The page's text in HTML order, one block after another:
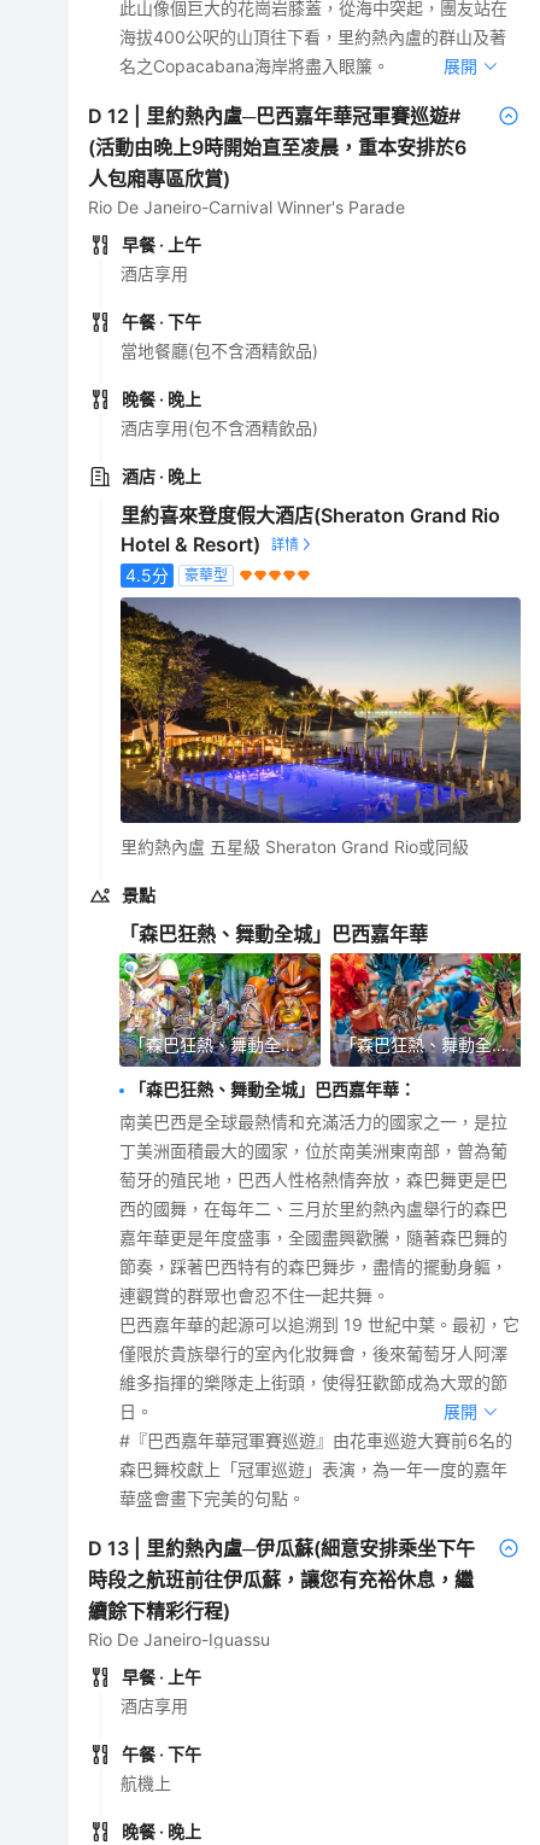
此山像個巨大的花崗岩膝蓋，從海中突起，團友站在
海拔400公呎的山頂往下看，里約熱內盧的群山及著
名之Copacabana海岸將盡入眼簾。
展開
D12
里約熱內盧─巴西嘉年華冠軍賽巡遊#
(活動由晚上9時開始直至凌晨，重本安排於6
人包廂專區欣賞)
Rio De Janeiro-Carnival Winner's Parade
早餐 · 上午
酒店享用
午餐 · 下午
當地餐廳(包不含酒精飲品)
晚餐 · 晚上
酒店享用(包不含酒精飲品)
酒店 · 晚上
里約喜來登度假大酒店(Sheraton Grand Rio
Hotel & Resort)
4.5分 豪華型
里約熱內盧 五星級 Sheraton Grand Rio或同級
景點
「森巴狂熱、舞動全城」巴西嘉年華
「森巴狂熱、舞動全城」巴西嘉年華 「森巴狂熱、舞動全城」巴西嘉年華
「森巴狂熱、舞動全城」巴西嘉年華 ：
南美巴西是全球最熱情和充滿活力的國家之一，是拉
丁美洲面積最大的國家，位於南美洲東南部，曾為葡
萄牙的殖民地，巴西人性格熱情奔放，森巴舞更是巴
西的國舞，在每年二、三月於里約熱內盧舉行的森巴
嘉年華更是年度盛事，全國盡興歡騰，隨著森巴舞的
節奏，踩著巴西特有的森巴舞步，盡情的擺動身軀，
連觀賞的群眾也會忍不住一起共舞。
巴西嘉年華的起源可以追溯到 19 世紀中葉。最初，它
僅限於貴族舉行的室內化妝舞會，後來葡萄牙人阿澤
維多指揮的樂隊走上街頭，使得狂歡節成為大眾的節
日。
展開
#『巴西嘉年華冠軍賽巡遊』由花車巡遊大賽前6名的
森巴舞校獻上「冠軍巡遊」表演，為一年一度的嘉年
華盛會畫下完美的句點。
D13
里約熱內盧─伊瓜蘇(細意安排乘坐下午
時段之航班前往伊瓜蘇，讓您有充裕休息，繼
續餘下精彩行程)
Rio De Janeiro-Iguassu
早餐 · 上午
酒店享用
午餐 · 下午
航機上
晚餐 · 晚上